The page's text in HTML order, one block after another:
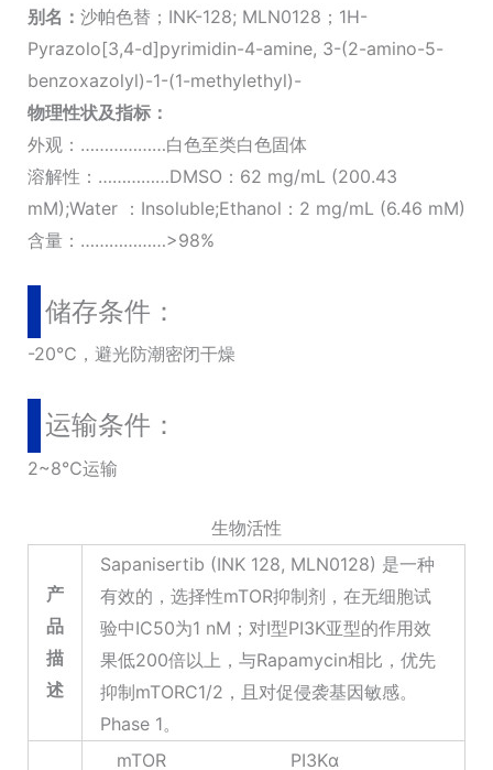
别名： 沙帕色替；INK-128; MLN0128；1H-
Pyrazolo[3,4-d]pyrimidin-4-amine, 3-(2-amino-5-
benzoxazolyl)-1-(1-methylethyl)-
物理性状及指标：
外观：………………白色至类白色固体
溶解性：……………DMSO：62 mg/mL (200.43
mM);Water ：Insoluble;Ethanol：2 mg/mL (6.46 mM)
含量：………………>98%
储存条件：
-20℃，避光防潮密闭干燥
运输条件：
2~8℃运输
生物活性
产
品
描
述
Sapanisertib (INK 128, MLN0128) 是一种
有效的，选择性mTOR抑制剂，在无细胞试
验中IC50为1 nM；对I型PI3K亚型的作用效
果低200倍以上，与Rapamycin相比，优先
抑制mTORC1/2，且对促侵袭基因敏感。
Phase 1。
mTOR
PI3Kα